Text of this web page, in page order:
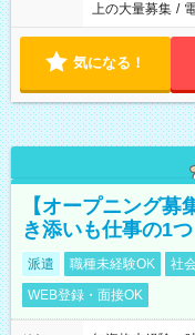
上の大量募集 /
気になる！
【オープニング
き添いも仕事の1つ
派遣 職種未経験OK 社
WEB登録・面接OK